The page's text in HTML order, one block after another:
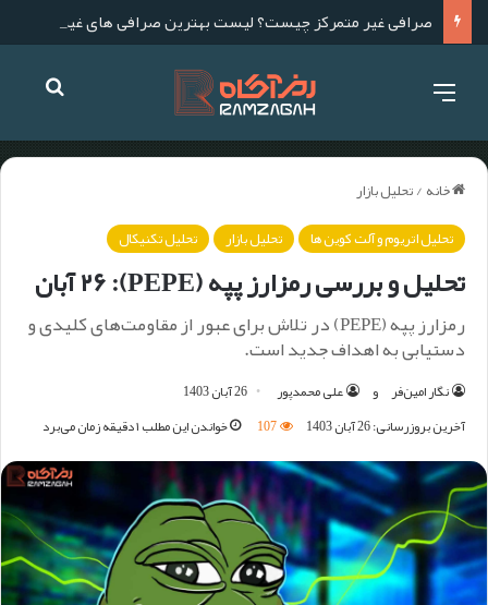
خانه/تحلیل بازار
تحلیل اتریوم و آلت کوین ها
تحلیل بازار تحلیل تکنیکال
تحلیل و بررسی رمزارز پپه (PEPE): ۲۶ آبان
رمزارز پپه (PEPE) در تلاش برای عبور از مقاومت‌های کلیدی و
دستیابی به اهداف جدید است.
نگار امین‌فر و علی محمدپور
26 آبان 1403
آخرین بروزرسانی: 26 آبان 1403
107 خواندن این مطلب ۱ دقیقه زمان می‌برد